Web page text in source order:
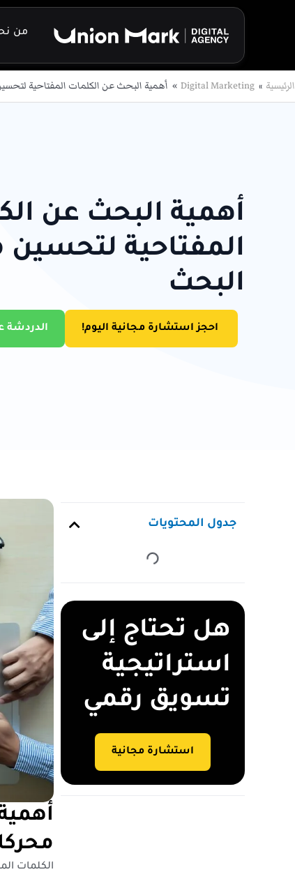
من
الرئيسية Digital Marketing أهمية البحث عن الكلمات المفتاحية
أهمية البحث عن
المفتاحية
البحث
احجز استشارة مجانية اليوم! الدردشة
جدول المحتويات
هل تحتاج إلى
استراتيجية
تسويق رقمي
استشارة مجانية
الكلمات